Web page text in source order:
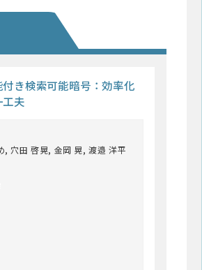
き検索可能暗号：効率化
夫
, 穴田 啓晃, 金岡 晃, 渡邉 洋平